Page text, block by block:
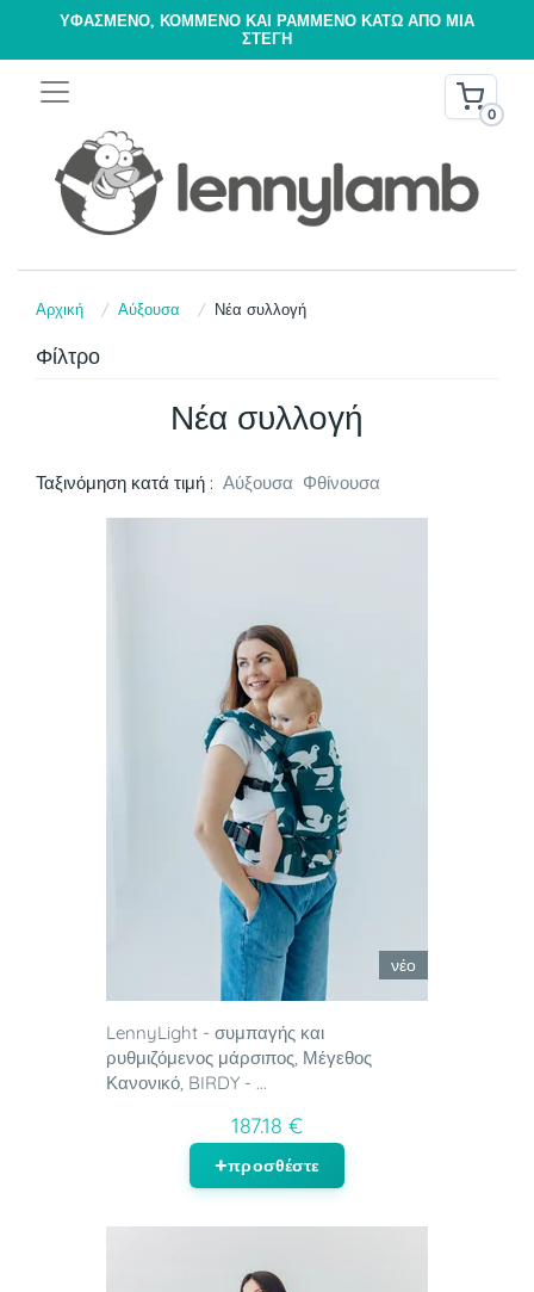
ΥΦΑΣΜΈΝΟ, ΚΟΜΜΈΝΟ ΚΑΙ ΡΑΜΜΈΝΟ ΚΆΤΩ ΑΠΌ ΜΊΑ
ΣΤΈΓΗ
0
Αρχική Αύξουσα Νέα συλλογή
Φίλτρο
Νέα συλλογή
Ταξινόμηση κατά τιμή : Αύξουσα Φθίνουσα
νέο
LennyLight - συμπαγής και
ρυθμιζόμενος μάρσιπος, Μέγεθος
Κανονικό, BIRDY - ...
187.18 €
προσθέστε